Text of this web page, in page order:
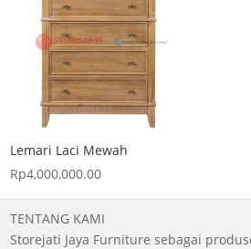
Lemari Laci Mewah
Rp4,000,000.00
TENTANG KAMI
Storejati Jaya Furniture sebagai